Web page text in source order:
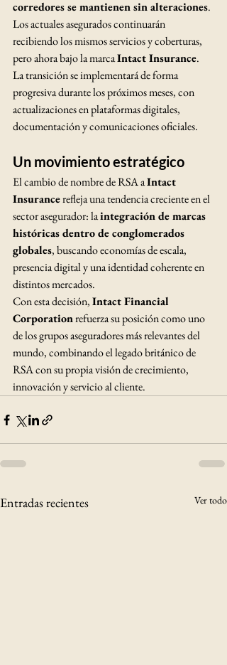
corredores se mantienen sin alteraciones.
Los actuales asegurados continuarán
recibiendo los mismos servicios y coberturas,
pero ahora bajo la marca Intact Insurance.
La transición se implementará de forma
progresiva durante los próximos meses, con
actualizaciones en plataformas digitales,
documentación y comunicaciones oficiales.
Un movimiento estratégico
El cambio de nombre de RSA a Intact
Insurance refleja una tendencia creciente en el
sector asegurador: la integración de marcas
históricas dentro de conglomerados
globales, buscando economías de escala,
presencia digital y una identidad coherente en
distintos mercados.
Con esta decisión, Intact Financial
Corporation refuerza su posición como uno
de los grupos aseguradores más relevantes del
mundo, combinando el legado británico de
RSA con su propia visión de crecimiento,
innovación y servicio al cliente.
Entradas recientes Ver todo